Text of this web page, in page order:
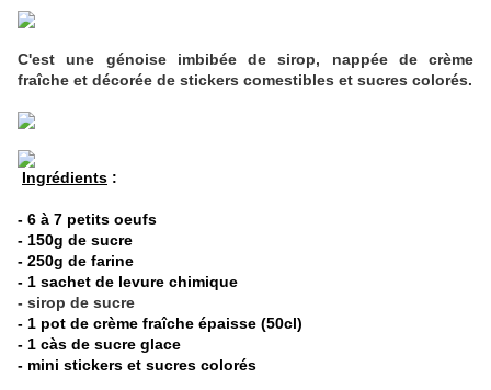
C'est une génoise imbibée de sirop, nappée de crème
fraîche et décorée de stickers comestibles et sucres colorés.
Ingrédients :
- 6 à 7 petits oeufs
- 150g de sucre
- 250g de farine
- 1 sachet de levure chimique
- sirop de sucre
- 1 pot de crème fraîche épaisse (50cl)
- 1 càs de sucre glace
- mini stickers et sucres colorés